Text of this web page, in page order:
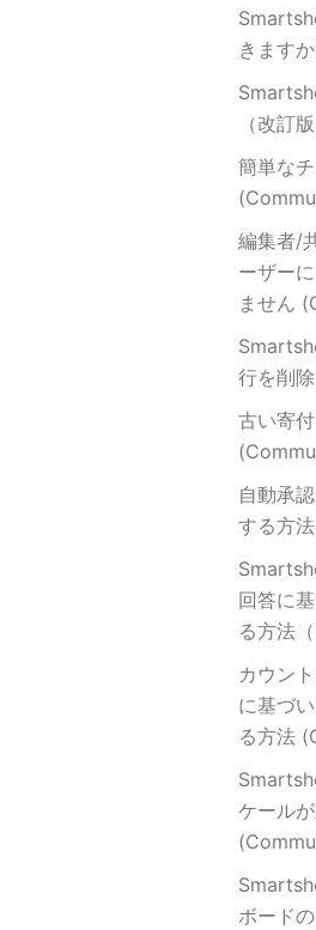
きます
（改訂版
簡単な
編集者/
ーザー
ません
行を削
古い寄
自動承
する方
回答に
る方法
カウン
に基づ
る方法
ケール
ボード